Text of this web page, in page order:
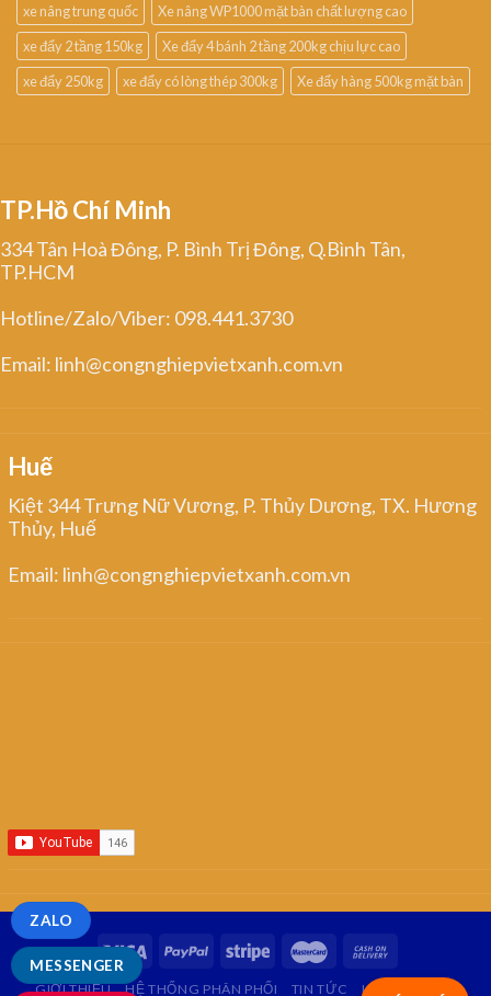
xe nâng trung quốc
Xe nâng WP1000 mặt bàn chất lượng cao
xe đẩy 2 tầng 150kg
Xe đẩy 4 bánh 2 tầng 200kg chịu lực cao
xe đẩy 250kg
xe đẩy có lòng thép 300kg Xe đẩy hàng 500kg mặt bàn
TP.Hồ Chí Minh
334 Tân Hoà Đông, P. Bình Trị Đông, Q.Bình Tân,
TP.HCM
Hotline/Zalo/Viber: 098.441.3730
Email: linh@congnghiepvietxanh.com.vn
Huế
Kiệt 344 Trưng Nữ Vương, P. Thủy Dương, TX. Hương
Thủy, Huế
Email: linh@congnghiepvietxanh.com.vn
GIỚI THIỆU HỆ THỐNG PHÂN PHỐI TIN TỨC LIÊN HỆ
MESSENGER
ZALO